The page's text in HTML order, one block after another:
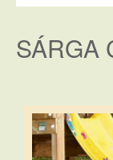
SÁRGA